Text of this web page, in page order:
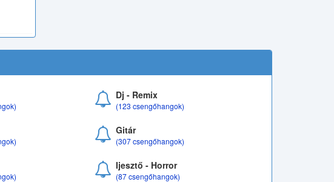
Dj - Remix
(123 csengőhangok)
Gitár
(307 csengőhangok)
Ijesztő - Horror
(87 csengőhangok)